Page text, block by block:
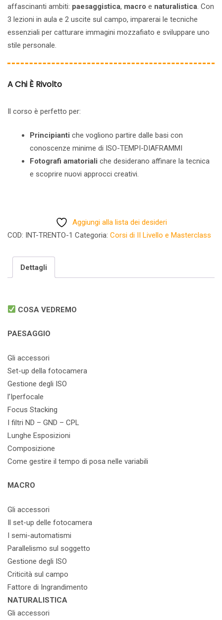
affascinanti ambiti: paesaggistica, macro e naturalistica. Con
3 lezioni in aula e 2 uscite sul campo, imparerai le tecniche
essenziali per catturare immagini mozzafiato e sviluppare uno
stile personale.
A Chi È Rivolto
Il corso è perfetto per:
Principianti che vogliono partire dalle basi con
conoscenze minime di ISO-TEMPI-DIAFRAMMI
Fotografi amatoriali che desiderano affinare la tecnica
e scoprire nuovi approcci creativi.
Aggiungi alla lista dei desideri
COD: INT-TRENTO-1 Categoria: Corsi di II Livello e Masterclass
Dettagli
COSA VEDREMO
PAESAGGIO
Gli accessori
Set-up della fotocamera
Gestione degli ISO
l’Iperfocale
Focus Stacking
I filtri ND – GND – CPL
Lunghe Esposizioni
Composizione
Come gestire il tempo di posa nelle variabili
MACRO
Gli accessori
Il set-up delle fotocamera
I semi-automatismi
Parallelismo sul soggetto
Gestione degli ISO
Criticità sul campo
Fattore di Ingrandimento
NATURALISTICA
Gli accessori